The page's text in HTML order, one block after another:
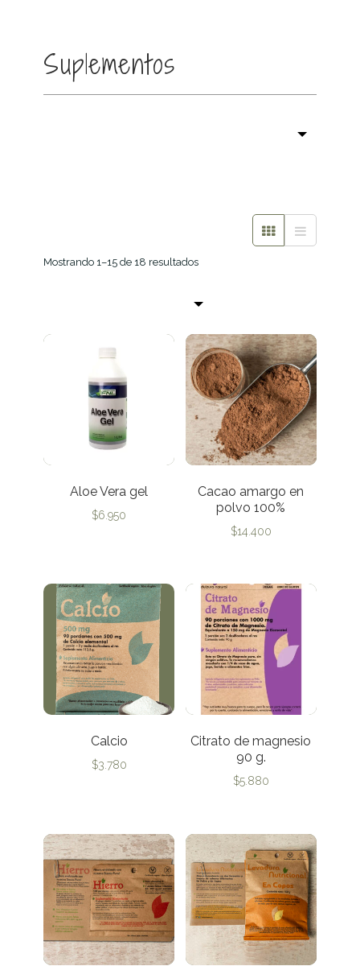
Suplementos
Mostrando 1–15 de 18 resultados
Aloe Vera gel
$6.950
Cacao amargo en
polvo 100%
$14.400
Calcio
$3.780
Citrato de magnesio
90 g.
$5.880